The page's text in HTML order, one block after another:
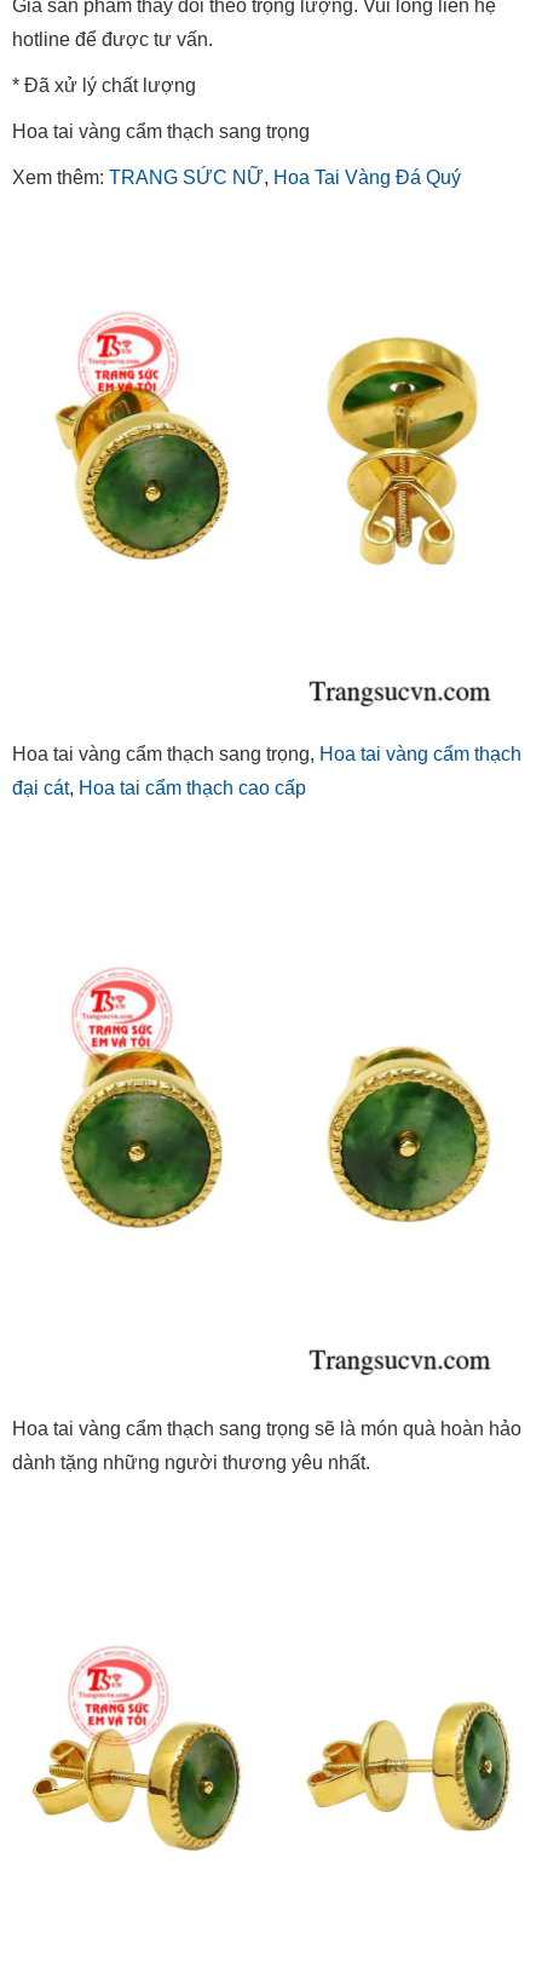
Giá sản phẩm thay đổi theo trọng lượng. Vui lòng liên hệ
hotline để được tư vấn.
* Đã xử lý chất lượng
Hoa tai vàng cẩm thạch sang trọng
Xem thêm: TRANG SỨC NỮ, Hoa Tai Vàng Đá Quý
Hoa tai vàng cẩm thạch sang trọng, Hoa tai vàng cẩm thạch
đại cát, Hoa tai cẩm thạch cao cấp
Hoa tai vàng cẩm thạch sang trọng sẽ là món quà hoàn hảo
dành tặng những người thương yêu nhất.